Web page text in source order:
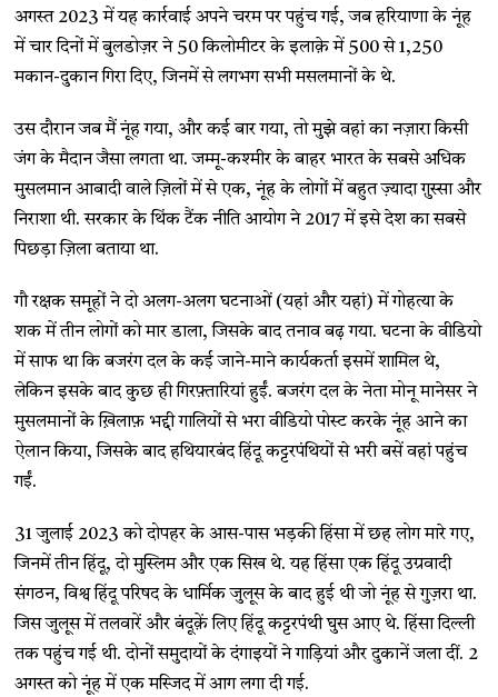
अगस्त 2023 में यह कार्रवाई अपने चरम पर पहुंच गई, जब हरियाणा के नूंह
में चार दिनों में बुलडोज़र ने 50 किलोमीटर के इलाक़े में 500 से 1,250
मकान-दुकान गिरा दिए, जिनमें से लगभग सभी मसलमानों के थे.
उस दौरान जब मैं नूंह गया, और कई बार गया, तो मुझे वहां का नज़ारा किसी
जंग के मैदान जैसा लगता था. जम्मू-कश्मीर के बाहर भारत के सबसे अधिक
मुसलमान आबादी वाले ज़िलों में से एक, नूंह के लोगों में बहुत ज़्यादा ग़ुस्सा और
निराशा थी. सरकार के थिंक टैंक नीति आयोग ने 2017 में इसे देश का सबसे
पिछड़ा ज़िला बताया था.
गौ रक्षक समूहों ने दो अलग-अलग घटनाओं (यहां और यहां) में गोहत्या के
शक में तीन लोगों को मार डाला, जिसके बाद तनाव बढ़ गया. घटना के वीडियो
में साफ था कि बजरंग दल के कई जाने-माने कार्यकर्ता इसमें शामिल थे,
लेकिन इसके बाद कुछ ही गिरफ़्तारियां हुईं. बजरंग दल के नेता मोनू मानेसर ने
मुसलमानों के ख़िलाफ़ भद्दी गालियों से भरा वीडियो पोस्ट करके नूंह आने का
ऐलान किया, जिसके बाद हथियारबंद हिंदू कट्टरपंथियों से भरी बसें वहां पहुंच
गईं.
31 जुलाई 2023 को दोपहर के आस-पास भड़की हिंसा में छह लोग मारे गए,
जिनमें तीन हिंदू, दो मुस्लिम और एक सिख थे. यह हिंसा एक हिंदू उग्रवादी
संगठन, विश्व हिंदू परिषद के धार्मिक जुलूस के बाद हुई थी जो नूंह से गुज़रा था.
जिस जुलूस में तलवारें और बंदूक़ें लिए हिंदू कट्टरपंथी घुस आए थे. हिंसा दिल्ली
तक पहुंच गई थी. दोनों समुदायों के दंगाइयों ने गाड़ियां और दुकानें जला दीं. 2
अगस्त को नूंह में एक मस्जिद में आग लगा दी गई.